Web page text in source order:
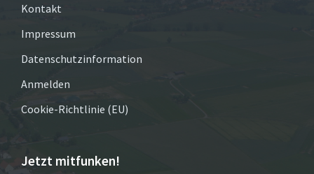
Kontakt
Impressum
Datenschutzinformation
Anmelden
Cookie-Richtlinie (EU)
Jetzt mitfunken!